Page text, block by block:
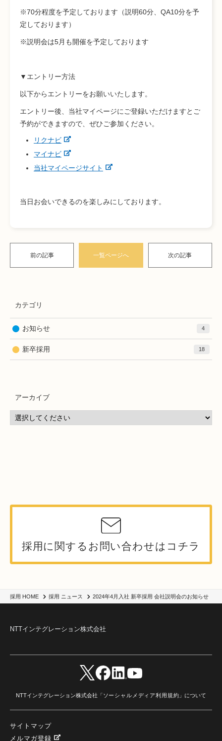
採用 HOME 採用 ニュース 2024年4月入社 新卒採用 会社説明会のお知らせ
※70分程度を予定しております（説明60分、QA10分を予
定しております）
※説明会は5月も開催を予定しております
▼エントリー方法
以下からエントリーをお願いいたします。
エントリー後、当社マイページにご登録いただけますとご
予約ができますので、ぜひご参加ください。
リクナビ
マイナビ
当社マイページサイト
当日お会いできるのを楽しみにしております。
前の記事 一覧ページへ 次の記事
カテゴリ
お知らせ 4
新卒採用 18
アーカイブ
採用に関するお問い合わせはコチラ
NTTインテグレーション株式会社
NTTインテグレーション株式会社「ソーシャルメディア利用規約 」について
サイトマップ
メルマガ登録